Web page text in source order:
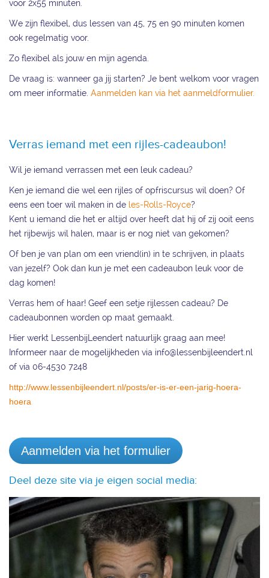
voor 2x55 minuten.
We zijn flexibel, dus lessen van 45, 75 en 90 minuten komen
ook regelmatig voor.
Zo flexibel als jouw en mijn agenda.
De vraag is: wanneer ga jij starten? Je bent welkom voor vragen
om meer informatie. Aanmelden kan via het aanmeldformulier.
Verras iemand met een rijles-cadeaubon!
Wil je iemand verrassen met een leuk cadeau?
Ken je iemand die wel een rijles of opfriscursus wil doen? Of
eens een toer wil maken in de les-Rolls-Royce?
Kent u iemand die het er altijd over heeft dat hij of zij ooit eens
het rijbewijs wil halen, maar is er nog niet van gekomen?
Of ben je van plan om een vriend(in) in te schrijven, in plaats
van jezelf? Ook dan kun je met een cadeaubon leuk voor de
dag komen!
Verras hem of haar! Geef een setje rijlessen cadeau? De
cadeaubonnen worden op maat gemaakt.
Hier werkt LessenbijLeendert natuurlijk graag aan mee!
Informeer naar de mogelijkheden via info@lessenbijleendert.nl
of via 06-4530 7248
http://www.lessenbijleendert.nl/posts/er-is-er-een-jarig-hoera-
hoera
Aanmelden via het formulier
Deel deze site via je eigen social media: